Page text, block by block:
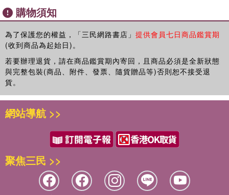
購物須知
為了保護您的權益，「三民網路書店」 提供會員七日商品鑑賞期
(收到商品為起始日)。
若要辦理退貨，請在商品鑑賞期內寄回，且商品必須是全新狀態
與完整包裝(商品、附件、發票、隨貨贈品等)否則恕不接受退
貨。
網站導航 >>
聚焦三民 >>